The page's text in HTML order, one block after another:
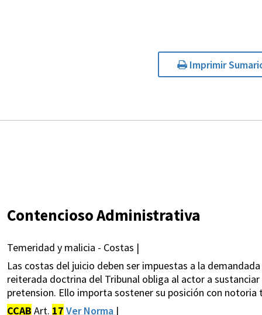
Imprimir
Contencioso Administrativa
Temeridad y malicia - Costas |
Las costas del juicio deben ser impuestas a la
reiterada doctrina del Tribunal obliga al actor a
pretension. Ello importa sostener su posición con
CCAB Art. 17 Ver Norma |